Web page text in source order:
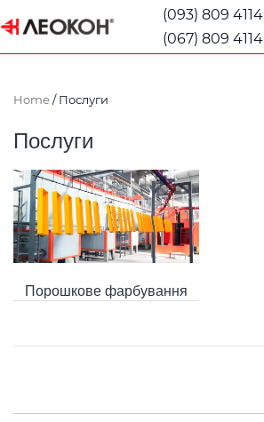
(093) 809 4114
(067) 809 4114
Home/ Послуги
Послуги
Порошкове фарбування